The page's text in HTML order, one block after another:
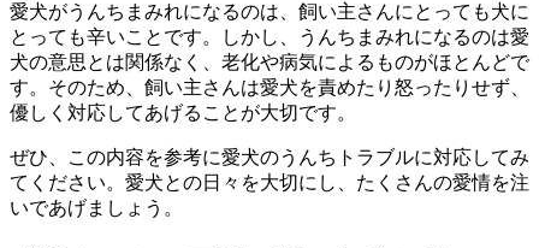
愛犬がうんちまみれになるのは、飼い主さんにとっても犬に
とっても辛いことです。しかし、うんちまみれになるのは愛
犬の意思とは関係なく、老化や病気によるものがほとんどで
す。そのため、飼い主さんは愛犬を責めたり怒ったりせず、
優しく対応してあげることが大切です。
ぜひ、この内容を参考に愛犬のうんちトラブルに対応してみ
てください。愛犬との日々を大切にし、たくさんの愛情を注
いであげましょう。